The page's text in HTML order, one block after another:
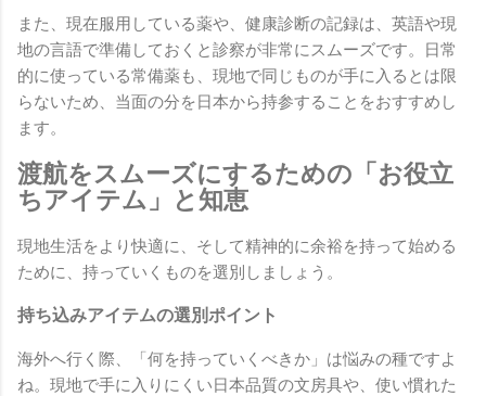
また、現在服用している薬や、健康診断の記録は、英語や現
地の言語で準備しておくと診察が非常にスムーズです。日常
的に使っている常備薬も、現地で同じものが手に入るとは限
らないため、当面の分を日本から持参することをおすすめし
ます。
渡航をスムーズにするための「お役立
ちアイテム」と知恵
現地生活をより快適に、そして精神的に余裕を持って始める
ために、持っていくものを選別しましょう。
持ち込みアイテムの選別ポイント
海外へ行く際、「何を持っていくべきか」は悩みの種ですよ
ね。現地で手に入りにくい日本品質の文房具や、使い慣れた